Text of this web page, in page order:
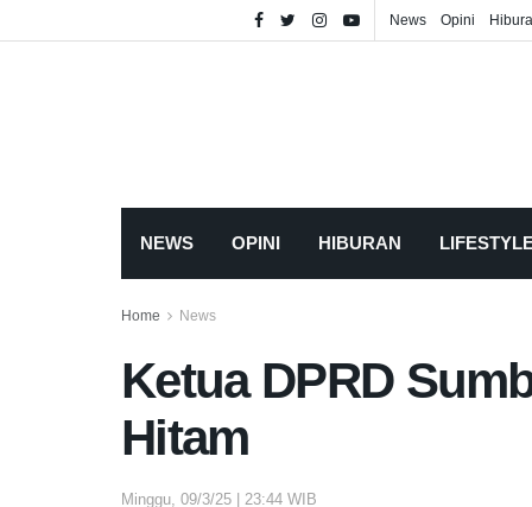
News Opini
NEWS OPINI HIBURAN
Home News
Ketua DPRD
Hitam
Minggu, 09/3/25 | 23:44 WIB